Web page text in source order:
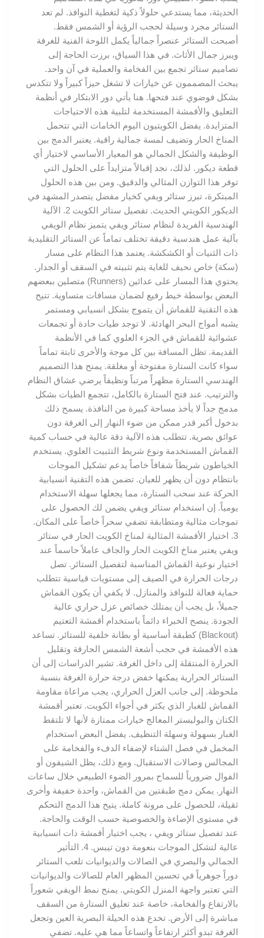
الحديثة، مما يستدعي حلولاً ذكية لتغطية النوافذ. لم تعد
الستائر مجرد وسيلة لحجب الرؤية أو الشمس فقط.
أصبحت الستائر عنصراً جمالياً يكمل اللوحة الفنية للغرفة
ويبرز جمال الأثاث. في هذا السياق، برزت الحاجة إلى
تصاميم ستائر تجمع بين الفخامة والعملية في آن واحد.
يبحث المصممون عن خيارات لا تشغل حيزاً كبيراً ولا تتكدس
بشكل فوضوي عند فتحها. هنا يأتي دور الابتكار في أنظمة
التعليق والأقمشة المستخدمة لتلبية هذه الاحتياجات
المتزايدة. يفضل الكويتيون اليوم الخامات التي تتحمل
المناخ الحار وتضيف لمسة جمالية راقية. يعتبر الدمج بين
الوظيفة والشكل الجمالي هو المعيار الأساسي لاختيار أي
قطعة ديكور. لذلك، نجد إقبالاً متزايداً على الحلول التي
توفر هذا التوازن المثالي والدقيق. ومن بين هذه الحلول
المبتكرة، تبرز ستائر ويفي كخيار مفضل يتصدر المشهد في
الديكور الكويتي الحديث. تفصيل ستائر الكويت 2. الآلية
الهندسية الفريدة لنظام ستائر ويفي يتميز نظام الويفي
بآلية عمل هندسية دقيقة تختلف تماماً عن الستائر التقليدية
ذات الثنيات أو الكشكشة. يعتمد هذا النظام على مسار
(سكة) خاص نحيف للغاية يتم تثبيته في السقف أو الجدار.
يحتوي هذا المسار على عدائين (Runners) متصلين ببعضهم
البعض بواسطة خيط رفيع لضمان مسافات متساوية. تتيح
هذه التقنية للقماش أن يتموج بشكل انسيابي ومستمر
يشبه أمواج البحر الهادئة. لا توجد طيات حادة أو تجمعات
عشوائية للقماش في الجزء العلوي كما في الأنظمة
القديمة. تظل المسافة بين كل موجة والأخرى ثابتة تماماً
سواء كانت الستارة مفتوحة أو مغلقة. يمنح هذا التصميم
الهندسي الستارة مظهراً مرتباً ونظيفاً يرضي عشاق النظام
والترتيب. عند فتح الستارة بالكامل، تتجمع الطيات بشكل
مدمج جداً لا يأخذ مساحة كبيرة من النافذة. يسمح ذلك
بدخول أكبر قدر ممكن من ضوء النهار إلى الغرفة دون
عوائق بصرية. تتطلب هذه الآلية دقة عالية في حساب كمية
القماش المستخدمة ونوع شريط التثبيت العلوي. يستخدم
الخياطون شريطاً شفافاً خاصاً يدعم تشكيل الموجات
بانتظام دون أن يظهر للعيان. تضمن هذه التقنية انسيابية
الحركة عند سحب الستارة، مما يجعلها سهلة الاستخدام
يومياً. إن استخدام ستائر ويفي يضمن لك الحصول على
تموجات مثالية ومتطابقة تضفي سحراً خاصاً على المكان.
3. اختيار الأقمشة المثالية لمناخ الكويت الحار في ستائر
ويفي يعتبر مناخ الكويت الحار والجاف عاملاً حاسماً عند
اختيار نوعية القماش المناسبة لتفصيل الستائر. تصل
درجات الحرارة في الصيف إلى مستويات قياسية تتطلب
حماية فعالة للنوافذ والمنازل. لا يكفي أن يكون القماش
جميلاً، بل يجب أن يمتلك خصائص عزل حراري عالية
الجودة. ينصح الخبراء دائماً باستخدام أقمشة التعتيم
(Blackout) كطبقة أساسية أو بطانة خلفية للستائر. تساعد
هذه الأقمشة في حجب أشعة الشمس الحارقة وتقليل
الحرارة المنتقلة إلى داخل الغرفة. تشير الدراسات إلى أن
الستائر الحرارية يمكنها خفض درجة حرارة الغرفة بنسبة
ملحوظة. إلى جانب العزل الحراري، يجب مراعاة مقاومة
القماش للغبار الذي يكثر في أجواء الكويت. تعتبر أقمشة
الكتان والبوليستر المعالج خيارات ممتازة لأنها لا تلتقط
الغبار بسهولة وسهلة التنظيف. يفضل البعض استخدام
المخمل في فصل الشتاء لإضفاء الدفء والفخامة على
المجالس وصالات الاستقبال. ومع ذلك، يظل الشيفون أو
الفوال ضرورياً للسماح بمرور الضوء الطبيعي خلال ساعات
النهار. يمكن دمج طبقتين من القماش، واحدة خفيفة وأخرى
ثقيلة، للحصول على مرونة كاملة. يتيح هذا الدمج التحكم
في مستوى الإضاءة والخصوصية حسب الوقت والحاجة.
عند تفصيل ستائر ويفي ، يجب اختيار أقمشة ذات انسيابية
عالية لتشكل الموجات بنعومة دون تيبس. 4. التأثير
الجمالي والبصري في الصالات والديوانيات تلعب الستائر
دوراً جوهرياً في تحسين المظهر العام للصالات والديوانيات
التي تعتبر واجهة المنزل الكويتي. يمنح نمط الويفي شعوراً
بالارتفاع والفخامة، خاصة عند تعليق الستارة من السقف
مباشرة إلى الأرض. تخدع هذه الحيلة البصرية العين وتجعل
الغرفة تبدو أكثر ارتفاعاً واتساعاً مما هي عليه. تضفي